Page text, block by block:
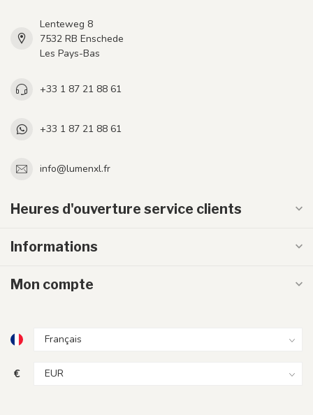
Lenteweg 8
7532 RB Enschede
Les Pays-Bas
+33 1 87 21 88 61
+33 1 87 21 88 61
info@lumenxl.fr
Heures d'ouverture service clients
Informations
Mon compte
€